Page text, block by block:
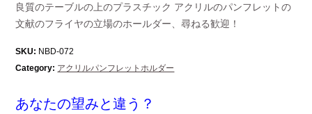
良質のテーブルの上のプラスチック アクリルのパンフレットの
文献のフライヤの立場のホールダー、尋ねる歓迎！
SKU: NBD-072
Category: アクリルパンフレットホルダー
あなたの望みと違う？